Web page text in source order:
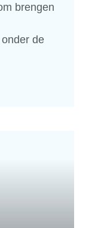
brengen
de